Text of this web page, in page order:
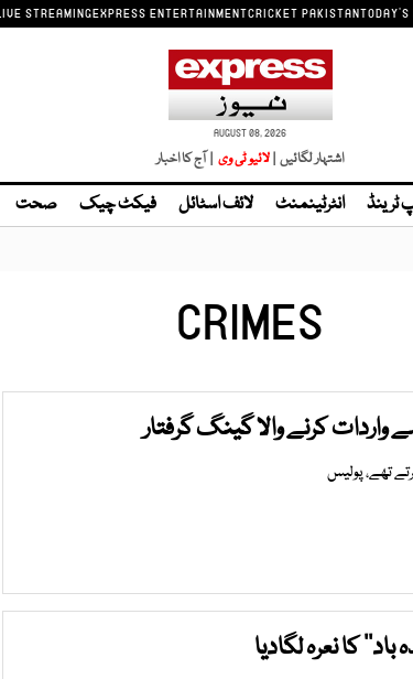
STREAMINGEXPRESS ENTERTAINMENTCRICKET PAKISTANTODAY'S
AUGUST 08, 2026
اشتہار لگائیں |لائیو ٹی وی | آج کا اخبار
ٹرینڈ انٹرٹینمنٹ لائف اسٹائل فیکٹ چیک صحت
CRIMES
واردات کرنے والا گینگ گرفتار
تھے، پولیس
کا نعرہ لگادیا